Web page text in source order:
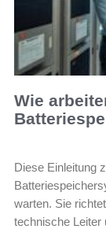
Wie
Diese Einleitung
warten. Sie
technische Leiter